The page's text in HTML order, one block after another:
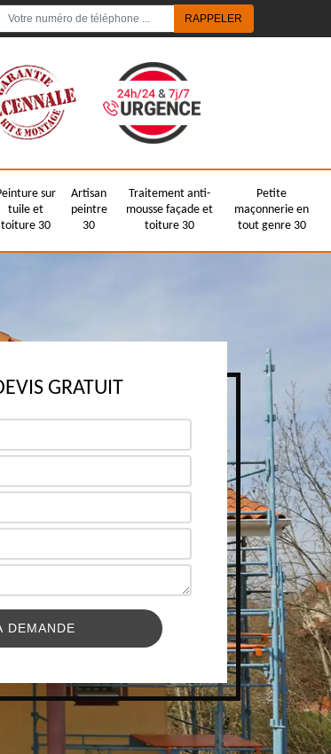
sur
tuile et
toiture 30
Artisan
peintre
30
Traitement anti-
mousse façade et
toiture 30
Petite
maçonnerie en
tout genre 30
GRATUIT